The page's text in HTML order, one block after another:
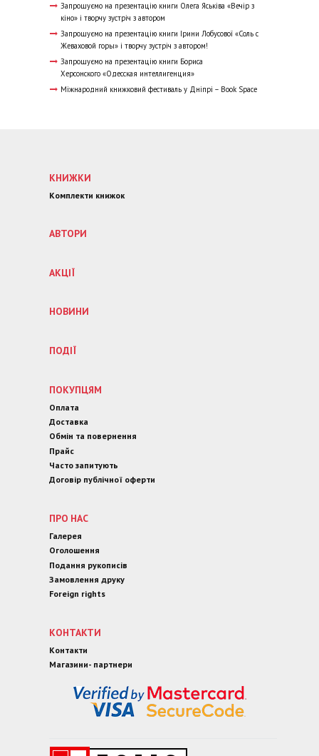
Запрошуємо на презентацію книги Олега Яськіва «Вечір з
кіно» і творчу зустріч з автором
Запрошуємо на презентацію книги Ірини Лобусової «Соль с
Жеваховой горы» і творчу зустріч з автором!
Запрошуємо на презентацію книги Бориса
Херсонского «Одесская интеллигенция»
Міжнародний книжковий фестиваль у Дніпрі – Book Space
КНИЖКИ
Комплекти книжок
АВТОРИ
АКЦІЇ
НОВИНИ
ПОДІЇ
ПОКУПЦЯМ
Оплата
Доставка
Обмін та повернення
Прайс
Часто запитують
Договір публічної оферти
ПРО НАС
Галерея
Оголошення
Подання рукописів
Замовлення друку
Foreign rights
КОНТАКТИ
Контакти
Магазини- партнери